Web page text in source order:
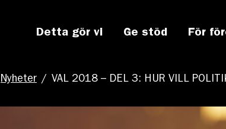
Detta gör vi Ge stöd För
Nyheter / VAL 2018 – DEL 3: HUR VILL